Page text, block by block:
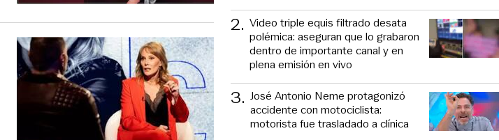
2. Video triple equis filtrado desata
polémica: aseguran que lo grabaron
dentro de importante canal y en
plena emisión en vivo
3. José Antonio Neme protagonizó
accidente con motociclista:
motorista fue trasladado a clínica